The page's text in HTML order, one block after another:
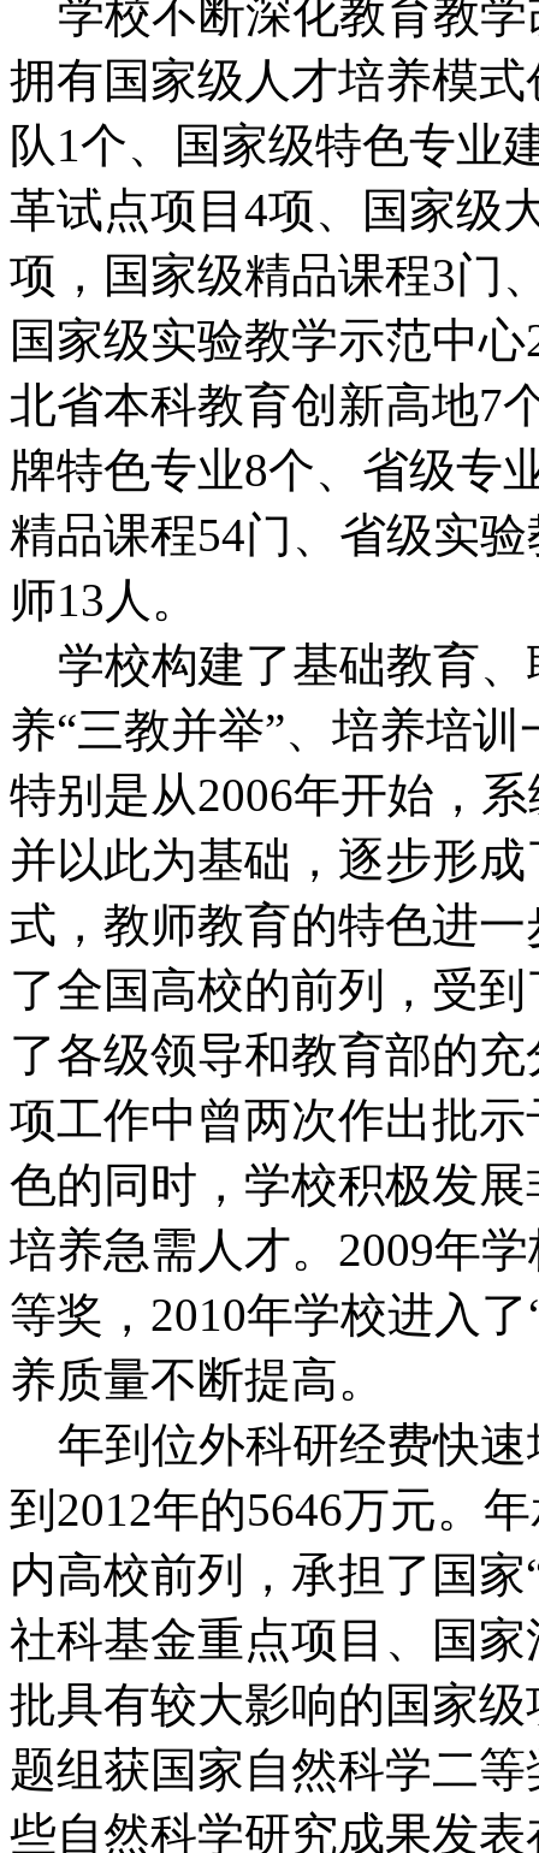
学校不断深化教育教学
拥有国家级人才培养模
队1个、国家级特色专业
革试点项目4项、国家级
项，国家级精品课程3门
国家级实验教学示范中
北省本科教育创新高地7
牌特色专业8个、省级专
精品课程54门、省级实
师13人。
学校构建了基础教育、
养“三教并举”、培养培
特别是从2006年开始，
并以此为基础，逐步形成
式，教师教育的特色进
了全国高校的前列，受
了各级领导和教育部的
项工作中曾两次作出批
色的同时，学校积极发
培养急需人才。2009年
等奖，2010年学校进入
养质量不断提高。
年到位外科研经费快速
到2012年的5646万元。
内高校前列，承担了国家
社科基金重点项目、国
批具有较大影响的国家
题组获国家自然科学二
些自然科学研究成果发表